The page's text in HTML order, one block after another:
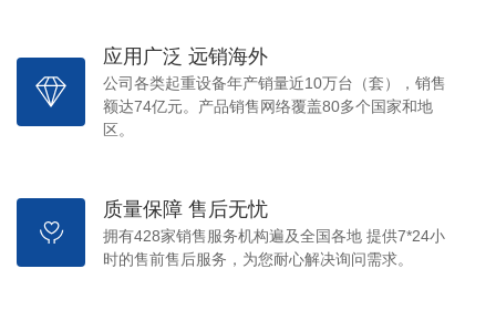
应用广泛 远销海外
公司各类起重设备年产销量近10万台（套），销售
额达74亿元。产品销售网络覆盖80多个国家和地
区。
质量保障 售后无忧
拥有428家销售服务机构遍及全国各地 提供7*24小
时的售前售后服务，为您耐心解决询问需求。